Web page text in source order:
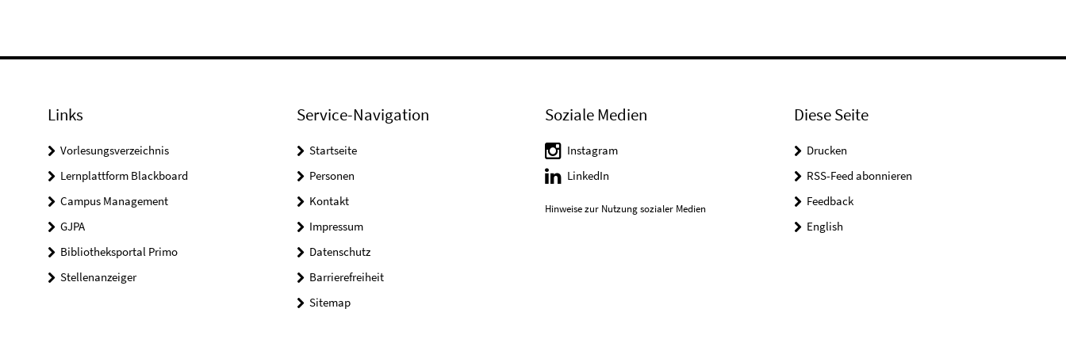
Links
Vorlesungsverzeichnis
Lernplattform Blackboard
Campus Management
GJPA
Bibliotheksportal Primo
Stellenanzeiger
Service-Navigation
Startseite
Personen
Kontakt
Impressum
Datenschutz
Barrierefreiheit
Sitemap
Soziale Medien
Instagram
LinkedIn
Hinweise zur Nutzung sozialer Medien
Diese Seite
Drucken
RSS-Feed abonnieren
Feedback
English